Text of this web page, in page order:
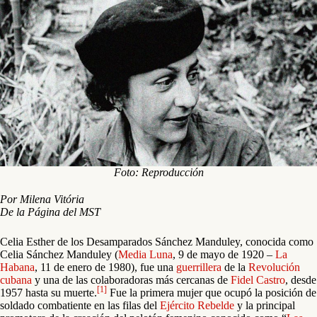
Foto: Reproducción
Por Milena Vitória
De la Página del MST
Celia Esther de los Desamparados Sánchez Manduley, conocida como
Celia Sánchez Manduley (Media Luna, 9 de mayo de 1920 – La
Habana, 11 de enero de 1980), fue una guerrillera de la Revolución
cubana y una de las colaboradoras más cercanas de Fidel Castro, desde
1957 hasta su muerte.[1] Fue la primera mujer que ocupó la posición de
soldado combatiente en las filas del Ejército Rebelde y la principal